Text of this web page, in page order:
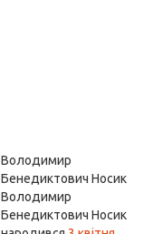
Володимир
Бенедиктович Носик
Володимир
Бенедиктович Носик